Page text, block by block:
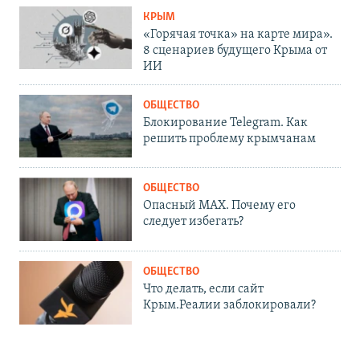
КРЫМ
«Горячая точка» на карте мира».
8 сценариев будущего Крыма от
ИИ
ОБЩЕСТВО
Блокирование Telegram. Как
решить проблему крымчанам
ОБЩЕСТВО
Опасный MAX. Почему его
следует избегать?
ОБЩЕСТВО
Что делать, если сайт
Крым.Реалии заблокировали?